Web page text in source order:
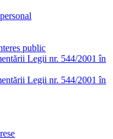
public
Legii nr. 544/2001 în
Legii nr. 544/2001 în